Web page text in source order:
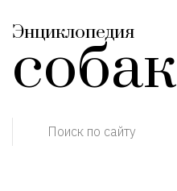
Энциклопедия
собак
Поиск по сайту